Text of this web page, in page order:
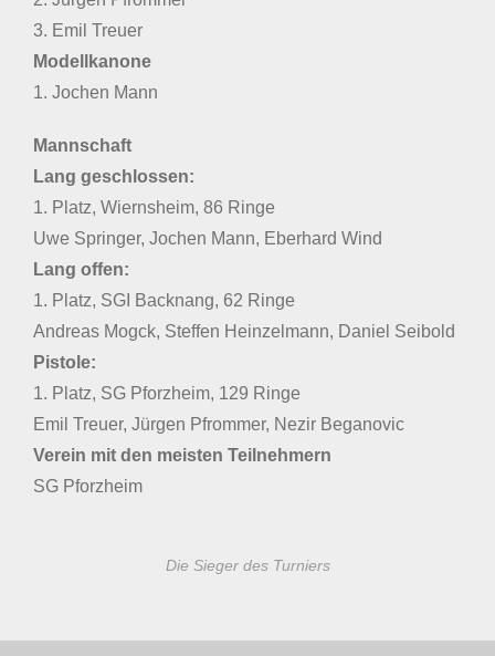
3. Emil Treuer
Modellkanone
1. Jochen Mann
Mannschaft
Lang geschlossen:
1. Platz, Wiernsheim, 86 Ringe
Uwe Springer, Jochen Mann, Eberhard Wind
Lang offen:
1. Platz, SGI Backnang, 62 Ringe
Andreas Mogck, Steffen Heinzelmann, Daniel Seibold
Pistole:
1. Platz, SG Pforzheim, 129 Ringe
Emil Treuer, Jürgen Pfrommer, Nezir Beganovic
Verein mit den meisten Teilnehmern
SG Pforzheim
Die Sieger des Turniers